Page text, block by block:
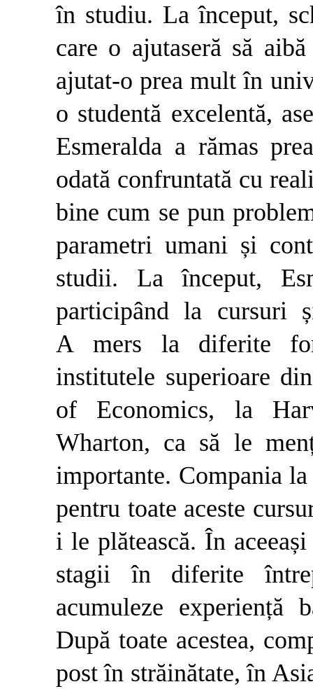
în studiu. La început,
care o ajutaseră să
ajutat-o prea mult în
o studentă excelentă,
Esmeralda a rămas
odată confruntată cu
bine cum se pun
parametri umani și
studii. La început,
participând la cursuri
A mers la diferite
institutele superioare
of E­conomics, la
Wharton, ca să le
importante. Compania
pentru toate aceste
i le plătească. În
stagii în diferite
acumuleze experiență
După toate acestea,
post în străinătate, în